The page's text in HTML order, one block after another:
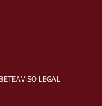
AVISO LEGAL